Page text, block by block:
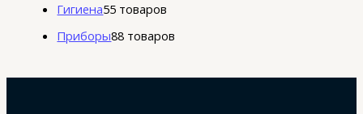
Гигиена55 товаров
Приборы88 товаров